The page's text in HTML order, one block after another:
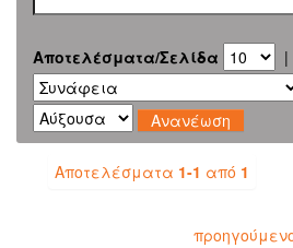
Αποτελέσματα/Σελίδα |
Αποτελέσματα 1-1 από 1